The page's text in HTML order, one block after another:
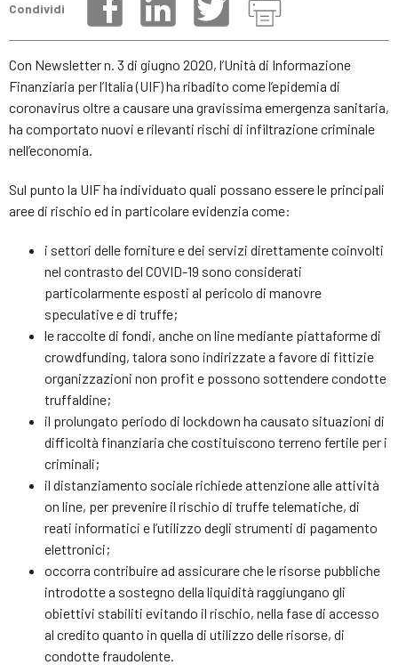
Condividi
Con Newsletter n. 3 di giugno 2020, l’Unità di Informazione
Finanziaria per l’Italia (UIF) ha ribadito come l’epidemia di
coronavirus oltre a causare una gravissima emergenza sanitaria,
ha comportato nuovi e rilevanti rischi di infiltrazione criminale
nell’economia.
Sul punto la UIF ha individuato quali possano essere le principali
aree di rischio ed in particolare evidenzia come:
i settori delle forniture e dei servizi direttamente coinvolti
nel contrasto del COVID-19 sono considerati
particolarmente esposti al pericolo di manovre
speculative e di truffe;
le raccolte di fondi, anche on line mediante piattaforme di
crowdfunding, talora sono indirizzate a favore di fittizie
organizzazioni non profit e possono sottendere condotte
truffaldine;
il prolungato periodo di lockdown ha causato situazioni di
difficoltà finanziaria che costituiscono terreno fertile per i
criminali;
il distanziamento sociale richiede attenzione alle attività
on line, per prevenire il rischio di truffe telematiche, di
reati informatici e l’utilizzo degli strumenti di pagamento
elettronici;
occorra contribuire ad assicurare che le risorse pubbliche
introdotte a sostegno della liquidità raggiungano gli
obiettivi stabiliti evitando il rischio, nella fase di accesso
al credito quanto in quella di utilizzo delle risorse, di
condotte fraudolente.